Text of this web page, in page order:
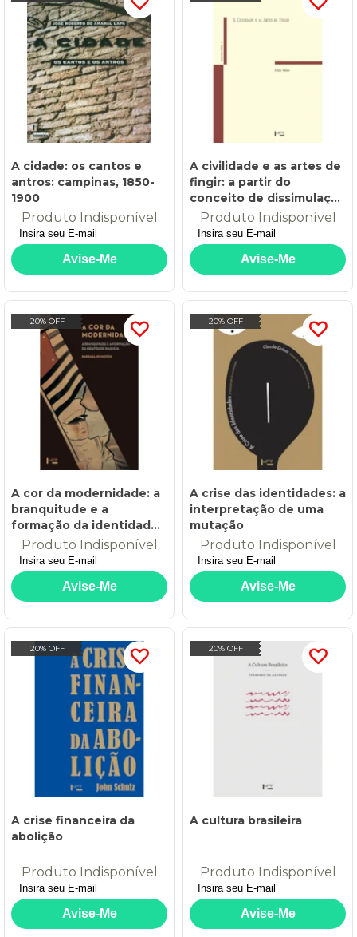
A cidade: os cantos e
antros: campinas, 1850-
1900
Produto Indisponível
A civilidade e as artes de
fingir: a partir do
conceito de dissimulação
honesta de torquato
accetto
Produto Indisponível
20% OFF
A cor da modernidade: a
branquitude e a
formação da identidade
paulista
Produto Indisponível
20% OFF
A crise das identidades: a
interpretação de uma
mutação
Produto Indisponível
20% OFF
A crise financeira da
abolição
Produto Indisponível
20% OFF
A cultura brasileira
Produto Indisponível